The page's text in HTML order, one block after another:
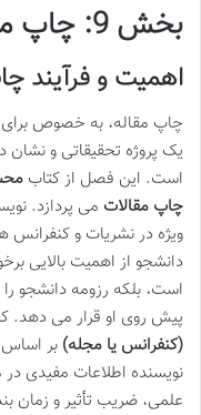
بخش 9: چاپ مقاله (فصل 9)
اهمیت و فرآیند
چاپ مقاله، به خصوص برای
یک پروژه تحقیقاتی و
است. این فصل از کتاب
چاپ مقالات می پردازد.
ویژه در نشریات و کنفرانس
دانشجو از اهمیت بالایی
است، بلکه رزومه دانشجو
پیش روی او قرار می دهد.
(کنفرانس یا مجله) بر
نویسنده اطلاعات مفیدی
علمی، ضریب تأثیر و زمان